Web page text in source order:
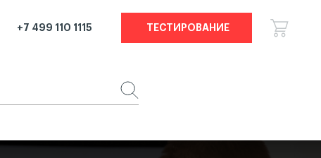
+7 499 110 1115 ТЕСТИРОВАНИЕ